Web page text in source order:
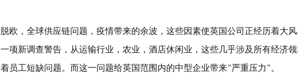
脱欧，全球供应链问题，疫情带来的余波，这些因素使英国公司正经历着大
一项新调查警告，从运输行业，农业，酒店休闲业，这些几乎涉及所有经济
着员工短缺问题。而这一问题给英国范围内的中型企业带来“严重压力”。